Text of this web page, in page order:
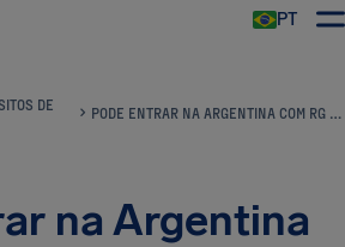
PT
DE
PODE ENTRAR NA ARGENTINA COM RG DIGITAL?
na Argentina